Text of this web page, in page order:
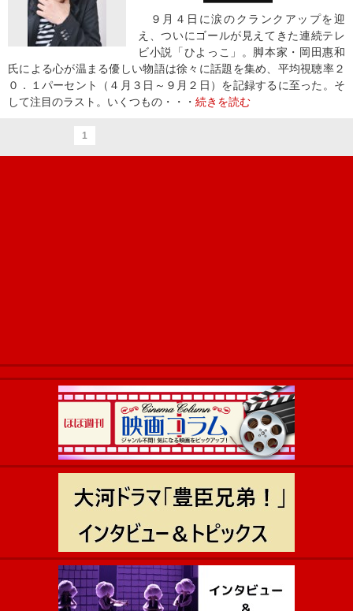
９月４日に涙のクランクアップを迎
え、ついにゴールが見えてきた連続テレ
ビ小説「ひよっこ」。脚本家・岡田惠和
氏による心が温まる優しい物語は徐々に話題を集め、平均視聴率２
０．１パーセント（４月３日～９月２日）を記録するに至った。そ
して注目のラスト。いくつもの・・・ 続きを読む
1